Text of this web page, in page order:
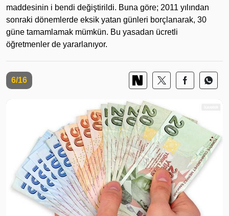
maddesinin i bendi değiştirildi. Buna göre; 2011 yılından
sonraki dönemlerde eksik yatan günleri borçlanarak, 30
güne tamamlamak mümkün. Bu yasadan ücretli
öğretmenler de yararlanıyor.
6/16